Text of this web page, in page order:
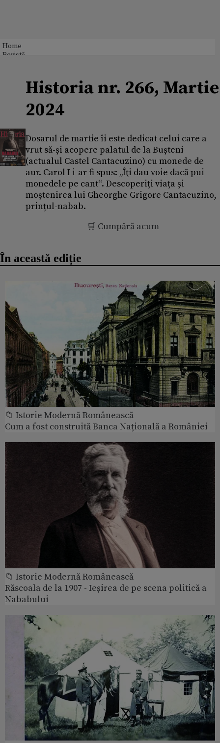
Home
Revistă
Historia nr. 266, Martie
2024
Dosarul de martie îi este dedicat celui care a
vrut să-și acopere palatul de la Bușteni
(actualul Castel Cantacuzino) cu monede de
aur. Carol I i-ar fi spus: „Îţi dau voie dacă pui
monedele pe cant“. Descoperiți viața și
moștenirea lui Gheorghe Grigore Cantacuzino,
prințul-nabab.
🛒 Cumpără acum
În această ediție
📁 Istorie Modernă Românească
Cum a fost construită Banca Națională a României
📁 Istorie Modernă Românească
Răscoala de la 1907 - Ieșirea de pe scena politică a
Nababului